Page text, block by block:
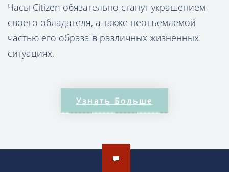
Часы Citizen обязательно станут украшением
своего обладателя, а также неотъемлемой
частью его образа в различных жизненных
ситуациях.
найдёте дешевые модели. Это связано, главным
образом, с дорогими механизмами,
продукции, превышающей даже заявленные
Узнать Больше